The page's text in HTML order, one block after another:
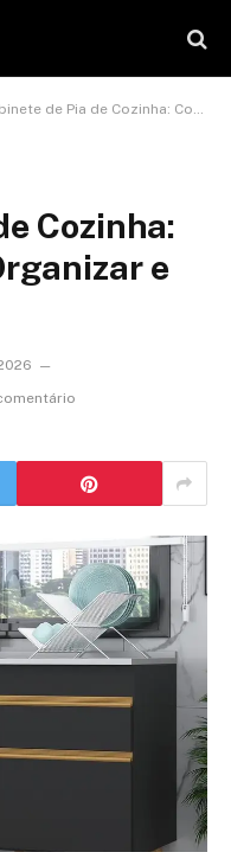
de Pia de Cozinha: Como Escolher, Organizar e Decorar
Cozinha:
e